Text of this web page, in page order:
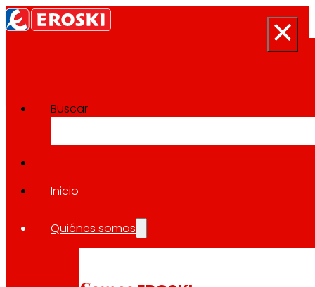
Buscar
Inicio
Quiénes somos
Sala de prensa
Volver a todas las noticias
17.03.2023